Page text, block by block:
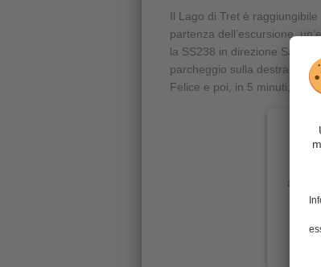
Il Lago di Tret è
partenza dell’escursione,
la SS238 in direzione San
parcheggio sulla destra. Da
Felice e poi, in 5 minuti, al
È
Ci